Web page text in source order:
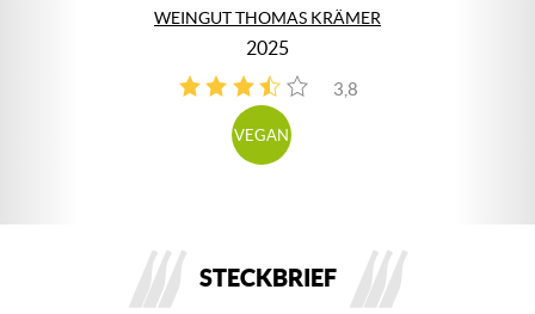
WEINGUT THOMAS KRÄMER
2025
3,8
4
VEGAN
STECKBRIEF